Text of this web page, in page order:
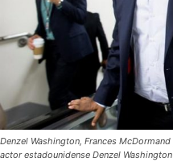
Denzel Washington, Frances
actor estadounidense Denzel